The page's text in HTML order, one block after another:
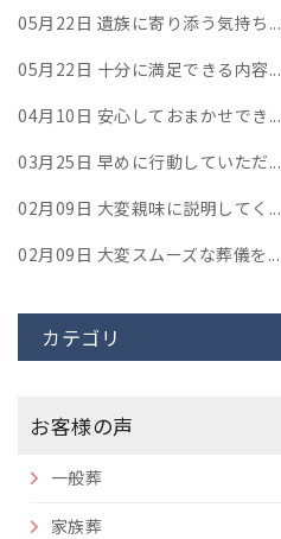
05月22日 遺族に寄り添う気持ち...
05月22日 十分に満足できる内容...
04月10日 安心しておまかせでき...
03月25日 早めに行動していただ...
02月09日 大変親味に説明してく...
02月09日 大変スムーズな葬儀を...
カテゴリ
お客様の声
一般葬
家族葬